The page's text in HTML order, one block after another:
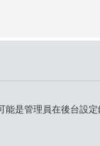
是管理員在後台設